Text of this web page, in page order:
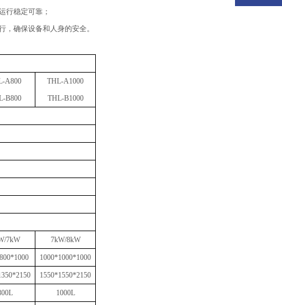
行稳定可靠；
确保设备和人身的安全。
A800
B800
THL-A1000
THL-B1000
7kW 7kW/8kW
1000*1000*1000
1550*1550*2150
L 1000L